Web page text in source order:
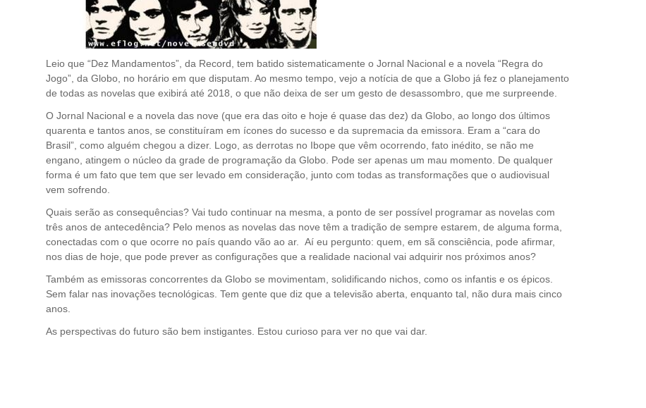
Leio que “Dez Mandamentos”, da Record, tem batido sistematicamente o Jornal Nacional e a novela “Regra do
Jogo”, da Globo, no horário em que disputam. Ao mesmo tempo, vejo a notícia de que a Globo já fez o planejamento
de todas as novelas que exibirá até 2018, o que não deixa de ser um gesto de desassombro, que me surpreende.
O Jornal Nacional e a novela das nove (que era das oito e hoje é quase das dez) da Globo, ao longo dos últimos
quarenta e tantos anos, se constituíram em ícones do sucesso e da supremacia da emissora. Eram a “cara do
Brasil”, como alguém chegou a dizer. Logo, as derrotas no Ibope que vêm ocorrendo, fato inédito, se não me
engano, atingem o núcleo da grade de programação da Globo. Pode ser apenas um mau momento. De qualquer
forma é um fato que tem que ser levado em consideração, junto com todas as transformações que o audiovisual
vem sofrendo.
Quais serão as consequências? Vai tudo continuar na mesma, a ponto de ser possível programar as novelas com
três anos de antecedência? Pelo menos as novelas das nove têm a tradição de sempre estarem, de alguma forma,
conectadas com o que ocorre no país quando vão ao ar. Aí eu pergunto: quem, em sã consciência, pode afirmar,
nos dias de hoje, que pode prever as configurações que a realidade nacional vai adquirir nos próximos anos?
Também as emissoras concorrentes da Globo se movimentam, solidificando nichos, como os infantis e os épicos.
Sem falar nas inovações tecnológicas. Tem gente que diz que a televisão aberta, enquanto tal, não dura mais cinco
anos.
As perspectivas do futuro são bem instigantes. Estou curioso para ver no que vai dar.